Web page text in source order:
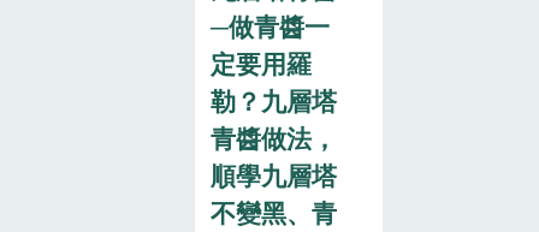
─做青醬一
定要用羅
勒？九層塔
青醬做法，
順學九層塔
不變黑、青